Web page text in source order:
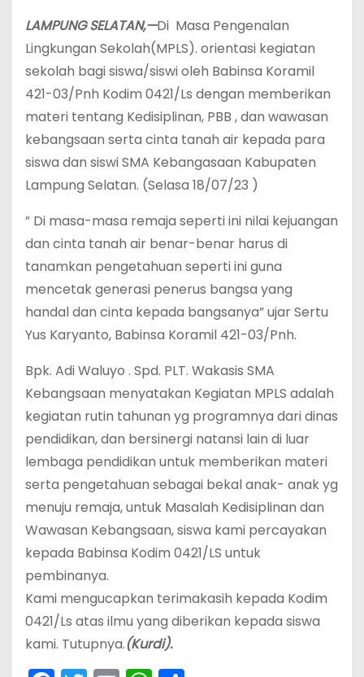
LAMPUNG SELATAN,—Di Masa Pengenalan
Lingkungan Sekolah(MPLS). orientasi kegiatan
sekolah bagi siswa/siswi oleh Babinsa Koramil
421-03/Pnh Kodim 0421/Ls dengan memberikan
materi tentang Kedisiplinan, PBB , dan wawasan
kebangsaan serta cinta tanah air kepada para
siswa dan siswi SMA Kebangasaan Kabupaten
Lampung Selatan. (Selasa 18/07/23 )
” Di masa-masa remaja seperti ini nilai kejuangan
dan cinta tanah air benar-benar harus di
tanamkan pengetahuan seperti ini guna
mencetak generasi penerus bangsa yang
handal dan cinta kepada bangsanya” ujar Sertu
Yus Karyanto, Babinsa Koramil 421-03/Pnh.
Bpk. Adi Waluyo . Spd. PLT. Wakasis SMA
Kebangsaan menyatakan Kegiatan MPLS adalah
kegiatan rutin tahunan yg programnya dari dinas
pendidikan, dan bersinergi natansi lain di luar
lembaga pendidikan untuk memberikan materi
serta pengetahuan sebagai bekal anak- anak yg
menuju remaja, untuk Masalah Kedisiplinan dan
Wawasan Kebangsaan, siswa kami percayakan
kepada Babinsa Kodim 0421/LS untuk
pembinanya.
Kami mengucapkan terimakasih kepada Kodim
0421/Ls atas ilmu yang diberikan kepada siswa
kami. Tutupnya.(Kurdi).